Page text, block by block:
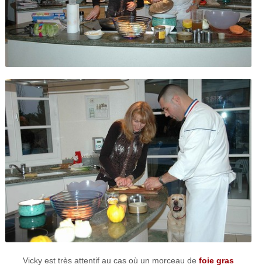
Vicky est très attentif au cas où un morceau de foie gras